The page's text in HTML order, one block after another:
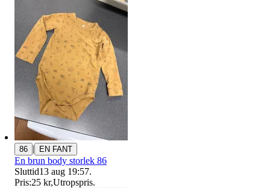
86 | EN FANT
En brun body storlek 86
Sluttid13 aug 19:57.
Pris:25 kr,Utropspris.